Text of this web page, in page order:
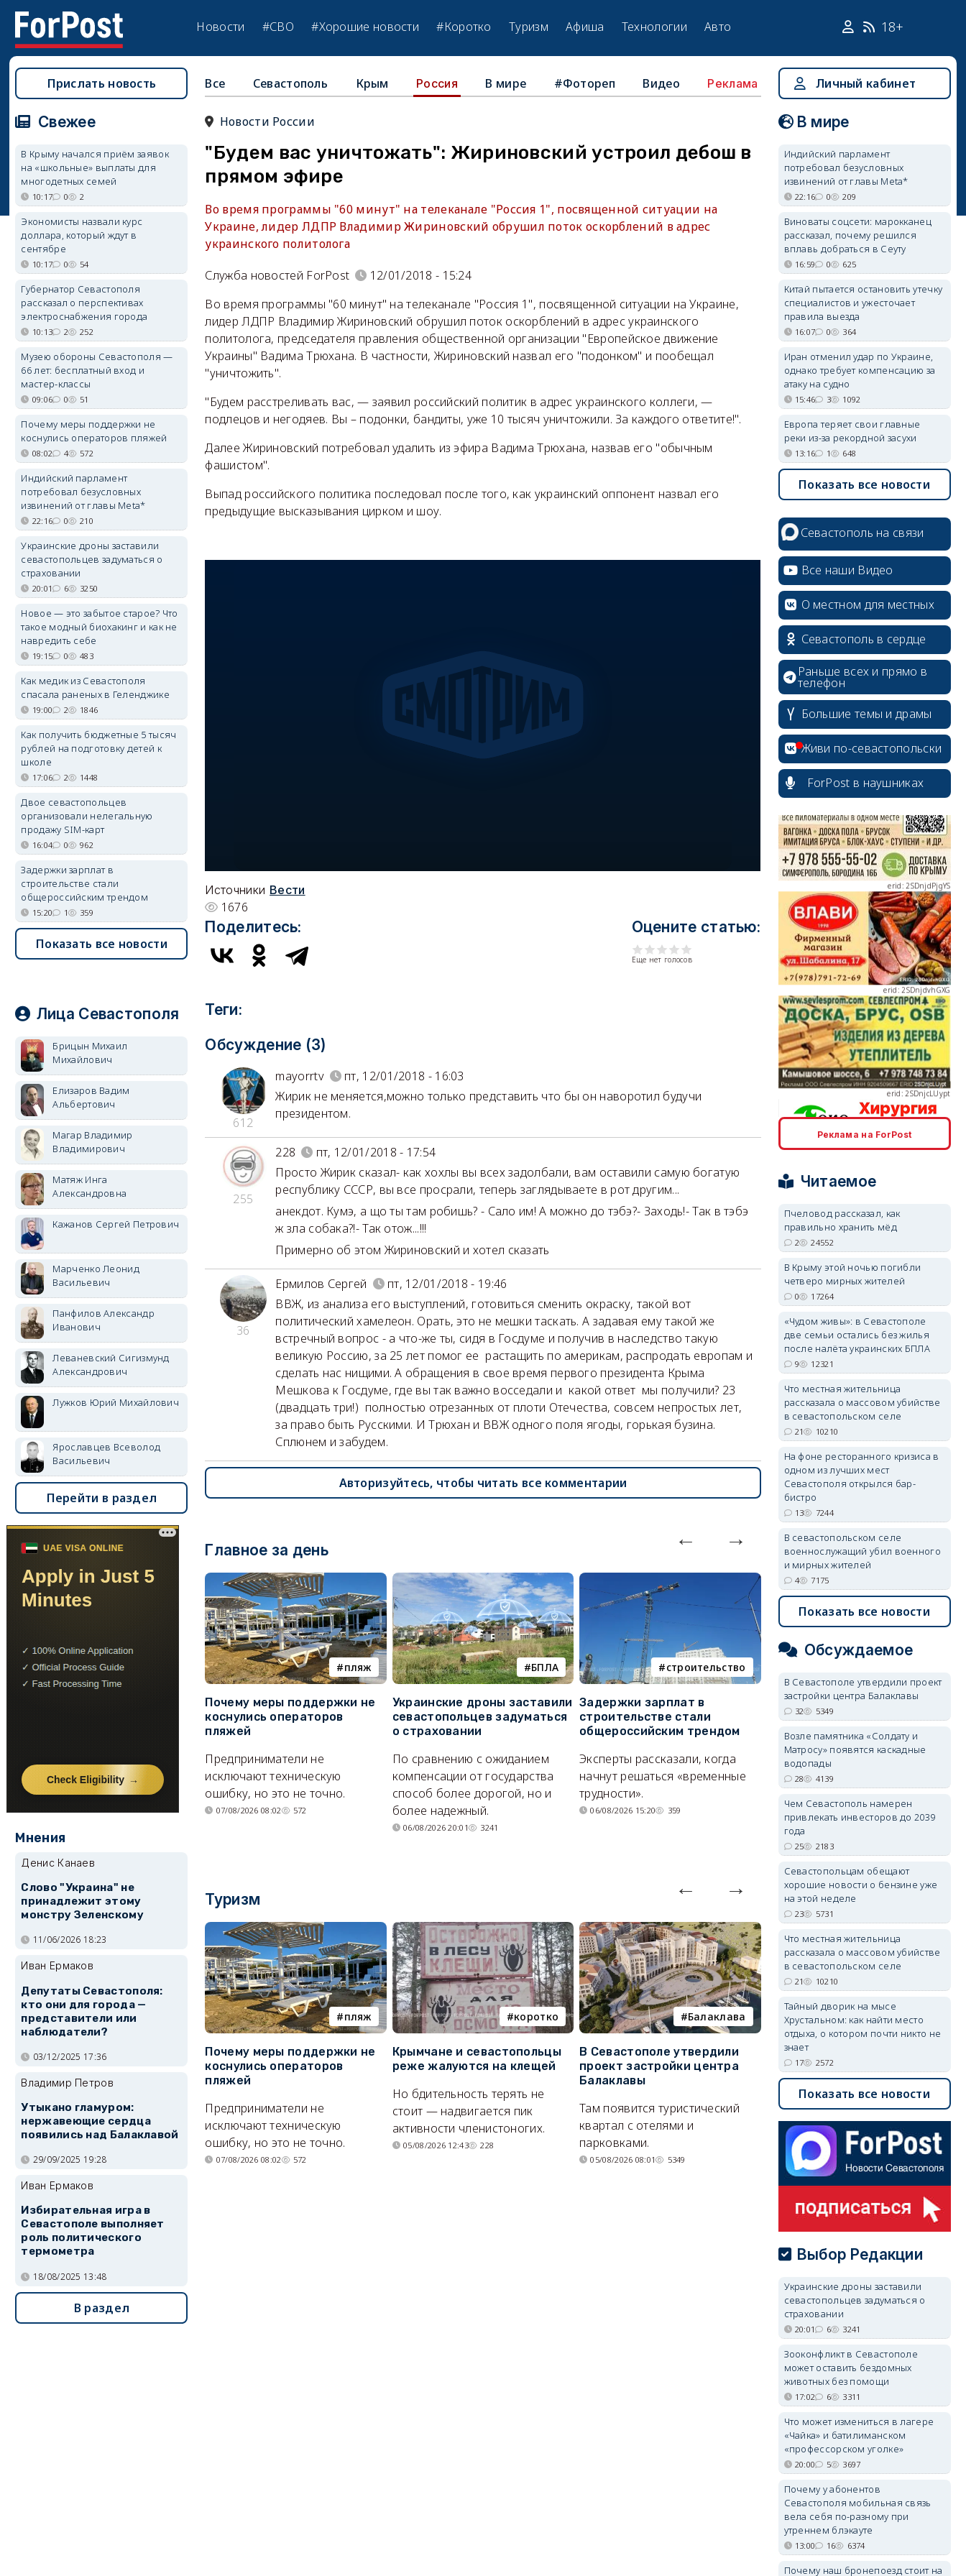
Новости #СВО #Хорошие новости #Коротко Туризм Афиша Технологии Авто 18+
Все Севастополь Крым Россия В мире #Фотореп Видео Реклама
Новости России
"Будем вас уничтожать": Жириновский устроил дебош в
прямом эфире
Во время программы "60 минут" на телеканале "Россия 1", посвященной ситуации на
Украине, лидер ЛДПР Владимир Жириновский обрушил поток оскорблений в адрес
украинского политолога
Служба новостей ForPost
12/01/2018 - 15:24
Во время программы "60 минут" на телеканале "Россия 1", посвященной ситуации на Украине,
лидер ЛДПР Владимир Жириновский обрушил поток оскорблений в адрес украинского
политолога, председателя правления общественной организации "Европейское движение
Украины" Вадима Трюхана. В частности, Жириновский назвал его "подонком" и пообещал
"уничтожить".
"Будем расстреливать вас, — заявил российский политик в адрес украинского коллеги, —
подлецов и негодяев. Вы – подонки, бандиты, уже 10 тысяч уничтожили. За каждого ответите!".
Далее Жириновский потребовал удалить из эфира Вадима Трюхана, назвав его "обычным
фашистом".
Выпад российского политика последовал после того, как украинский оппонент назвал его
предыдущие высказывания цирком и шоу.
Источники Вести
1676
Поделитесь: Оцените статью:
Еще нет голосов
Теги:
Обсуждение (3)
612
mayorrtv
пт, 12/01/2018 - 16:03
Жирик не меняется,можно только представить что бы он наворотил будучи
президентом.
255
228
пт, 12/01/2018 - 17:54
Просто Жирик сказал- как хохлы вы всех задолбали, вам оставили самую богатую
республику СССР, вы все просрали, теперь заглядываете в рот другим...
анекдот. Кумэ, а що ты там робишь? - Сало им! А можно до тэбэ?- Заходь!- Так в тэбэ
ж зла собака?!- Так отож...!!!
Примерно об этом Жириновский и хотел сказать
36
Ермилов Сергей
пт, 12/01/2018 - 19:46
ВВЖ, из анализа его выступлений, готовиться сменить окраску, такой вот
политический хамелеон. Орать, это не мешки таскать. А задавая ему такой же
встречный вопрос - а что-же ты, сидя в Госдуме и получив в наследство такую
великую Россию, за 25 лет помог ее растащить по америкам, распродать европам и
сделать нас нищими. А обращения в свое время первого президента Крыма
Мешкова к Госдуме, где вы так важно восседали и какой ответ мы получили? 23
(двадцать три!) полностью отрезанных от плоти Отечества, совсем непростых лет,
за право быть Русскими. И Трюхан и ВВЖ одного поля ягоды, горькая бузина.
Сплюнем и забудем.
Авторизуйтесь, чтобы читать все комментарии
Главное за день
пляж
Почему меры поддержки не
коснулись операторов
пляжей
Предприниматели не
исключают техническую
ошибку, но это не точно.
07/08/2026 08:02 572
БПЛА
Украинские дроны заставили
севастопольцев задуматься
о страховании
По сравнению с ожиданием
компенсации от государства
способ более дорогой, но и
более надежный.
06/08/2026 20:01 3241
строительство
Задержки зарплат в
строительстве стали
общероссийским трендом
Эксперты рассказали, когда
начнут решаться «временные
трудности».
06/08/2026 15:20 359
Тайный дворик на мысе
Хрустальном: как найти
место отдыха, о котором
почти никто не знает
Под стенами Галереи искусств
прячутся руины храма,
гравийный сад и семейные
качели.
06/08/2026 15:00
Туризм
пляж
Почему меры поддержки не
коснулись операторов
пляжей
Предприниматели не
исключают техническую
ошибку, но это не точно.
07/08/2026 08:02 572
коротко
Крымчане и севастопольцы
реже жалуются на клещей
Но бдительность терять не
стоит — надвигается пик
активности членистоногих.
05/08/2026 12:43 228
Балаклава
В Севастополе утвердили
проект застройки центра
Балаклавы
Там появится туристический
квартал с отелями и
парковками.
05/08/2026 08:01 5349
пляж
На диких пляжах
Севастополя появились
инспекторы
Могут ли оштрафовать за отдых
на необорудованном пляже?
31/07/2026 10:24 5939
Прислать новость
Свежее
В Крыму начался приём заявок
на «школьные» выплаты для
многодетных семей
10:17 0 2
Экономисты назвали курс
доллара, который ждут в
сентябре
10:17 0 54
Губернатор Севастополя
рассказал о перспективах
электроснабжения города
10:13 2 252
Музею обороны Севастополя —
66 лет: бесплатный вход и
мастер-классы
09:06 0 51
Почему меры поддержки не
коснулись операторов пляжей
08:02 4 572
Индийский парламент
потребовал безусловных
извинений от главы Meta*
22:16 0 210
Украинские дроны заставили
севастопольцев задуматься о
страховании
20:01 6 3250
Новое — это забытое старое? Что
такое модный биохакинг и как не
навредить себе
19:15 0 483
Как медик из Севастополя
спасала раненых в Геленджике
19:00 2 1846
Как получить бюджетные 5 тысяч
рублей на подготовку детей к
школе
17:06 2 1448
Двое севастопольцев
организовали нелегальную
продажу SIM-карт
16:04 0 962
Задержки зарплат в
строительстве стали
общероссийским трендом
15:20 1 359
Показать все новости
Лица Севастополя
Брицын Михаил
Михайлович
Елизаров Вадим
Альбертович
Магар Владимир
Владимирович
Матяж Инга
Александровна
Кажанов Сергей Петрович
Марченко Леонид
Васильевич
Панфилов Александр
Иванович
Леваневский Сигизмунд
Александрович
Лужков Юрий Михайлович
Ярославцев Всеволод
Васильевич
Перейти в раздел
Мнения
Денис Канаев
Слово "Украина" не
принадлежит этому
монстру Зеленскому
11/06/2026 18:23
Иван Ермаков
Депутаты Севастополя:
кто они для города —
представители или
наблюдатели?
03/12/2025 17:36
Владимир Петров
Утыкано гламуром:
нержавеющие сердца
появились над Балаклавой
29/09/2025 19:28
Иван Ермаков
Избирательная игра в
Севастополе выполняет
роль политического
термометра
18/08/2025 13:48
В раздел
Личный кабинет
В мире
Индийский парламент
потребовал безусловных
извинений от главы Meta*
22:16 0 209
Виноваты соцсети: марокканец
рассказал, почему решился
вплавь добраться в Сеуту
16:59 0 625
Китай пытается остановить утечку
специалистов и ужесточает
правила выезда
16:07 0 364
Иран отменил удар по Украине,
однако требует компенсацию за
атаку на судно
15:46 3 1092
Европа теряет свои главные
реки из-за рекордной засухи
13:16 1 648
Показать все новости
Севастополь на связи
Все наши Видео
О местном для местных
Севастополь в сердце
Раньше всех и прямо в
телефон
Большие темы и драмы
Живи по-севастопольски
ForPost в наушниках
erid: 2SDnjcrDNw6
erid: 2SDnjdPjgYS
erid: 2SDnjdvhGXG
erid: 2SDnjcLUypt
erid: 2SDnjcrDNw6
erid: 2SDnjdPjgYS
Реклама на ForPost
Читаемое
Пчеловод рассказал, как
правильно хранить мёд
2 24552
В Крыму этой ночью погибли
четверо мирных жителей
0 17264
«Чудом живы»: в Севастополе
две семьи остались без жилья
после налёта украинских БПЛА
9 12321
Что местная жительница
рассказала о массовом убийстве
в севастопольском селе
21 10210
На фоне ресторанного кризиса в
одном из лучших мест
Севастополя открылся бар-
бистро
13 7244
В севастопольском селе
военнослужащий убил военного
и мирных жителей
4 7175
Показать все новости
Обсуждаемое
В Севастополе утвердили проект
застройки центра Балаклавы
32 5349
Возле памятника «Солдату и
Матросу» появятся каскадные
водопады
28 4139
Чем Севастополь намерен
привлекать инвесторов до 2039
года
25 2183
Севастопольцам обещают
хорошие новости о бензине уже
на этой неделе
23 5731
Что местная жительница
рассказала о массовом убийстве
в севастопольском селе
21 10210
Тайный дворик на мысе
Хрустальном: как найти место
отдыха, о котором почти никто не
знает
17 2572
Показать все новости
Выбор Редакции
Украинские дроны заставили
севастопольцев задуматься о
страховании
20:01 6 3241
Зооконфликт в Севастополе
может оставить бездомных
животных без помощи
17:02 6 3311
Что может измениться в лагере
«Чайка» и батилиманском
«профессорском уголке»
20:00 5 3697
Почему у абонентов
Севастополя мобильная связь
вела себя по-разному при
утреннем блэкауте
13:00 16 6374
Почему наш бронепоезд стоит на